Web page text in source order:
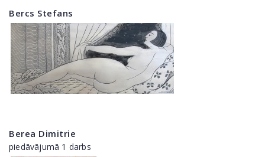
Bercs Stefans
Berea Dimitrie
piedāvājumā 1 darbs